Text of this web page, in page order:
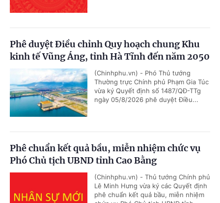
Phê duyệt Điều chỉnh Quy hoạch chung Khu
kinh tế Vũng Áng, tỉnh Hà Tĩnh đến năm 2050
(Chinhphu.vn) - Phó Thủ tướng
Thường trực Chính phủ Phạm Gia Túc
vừa ký Quyết định số 1487/QĐ-TTg
ngày 05/8/2026 phê duyệt Điều...
Phê chuẩn kết quả bầu, miễn nhiệm chức vụ
Phó Chủ tịch UBND tỉnh Cao Bằng
(Chinhphu.vn) - Thủ tướng Chính phủ
Lê Minh Hưng vừa ký các Quyết định
phê chuẩn kết quả bầu, miễn nhiệm